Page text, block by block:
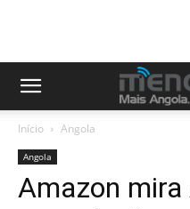
Início Angola
Angola
Amazon